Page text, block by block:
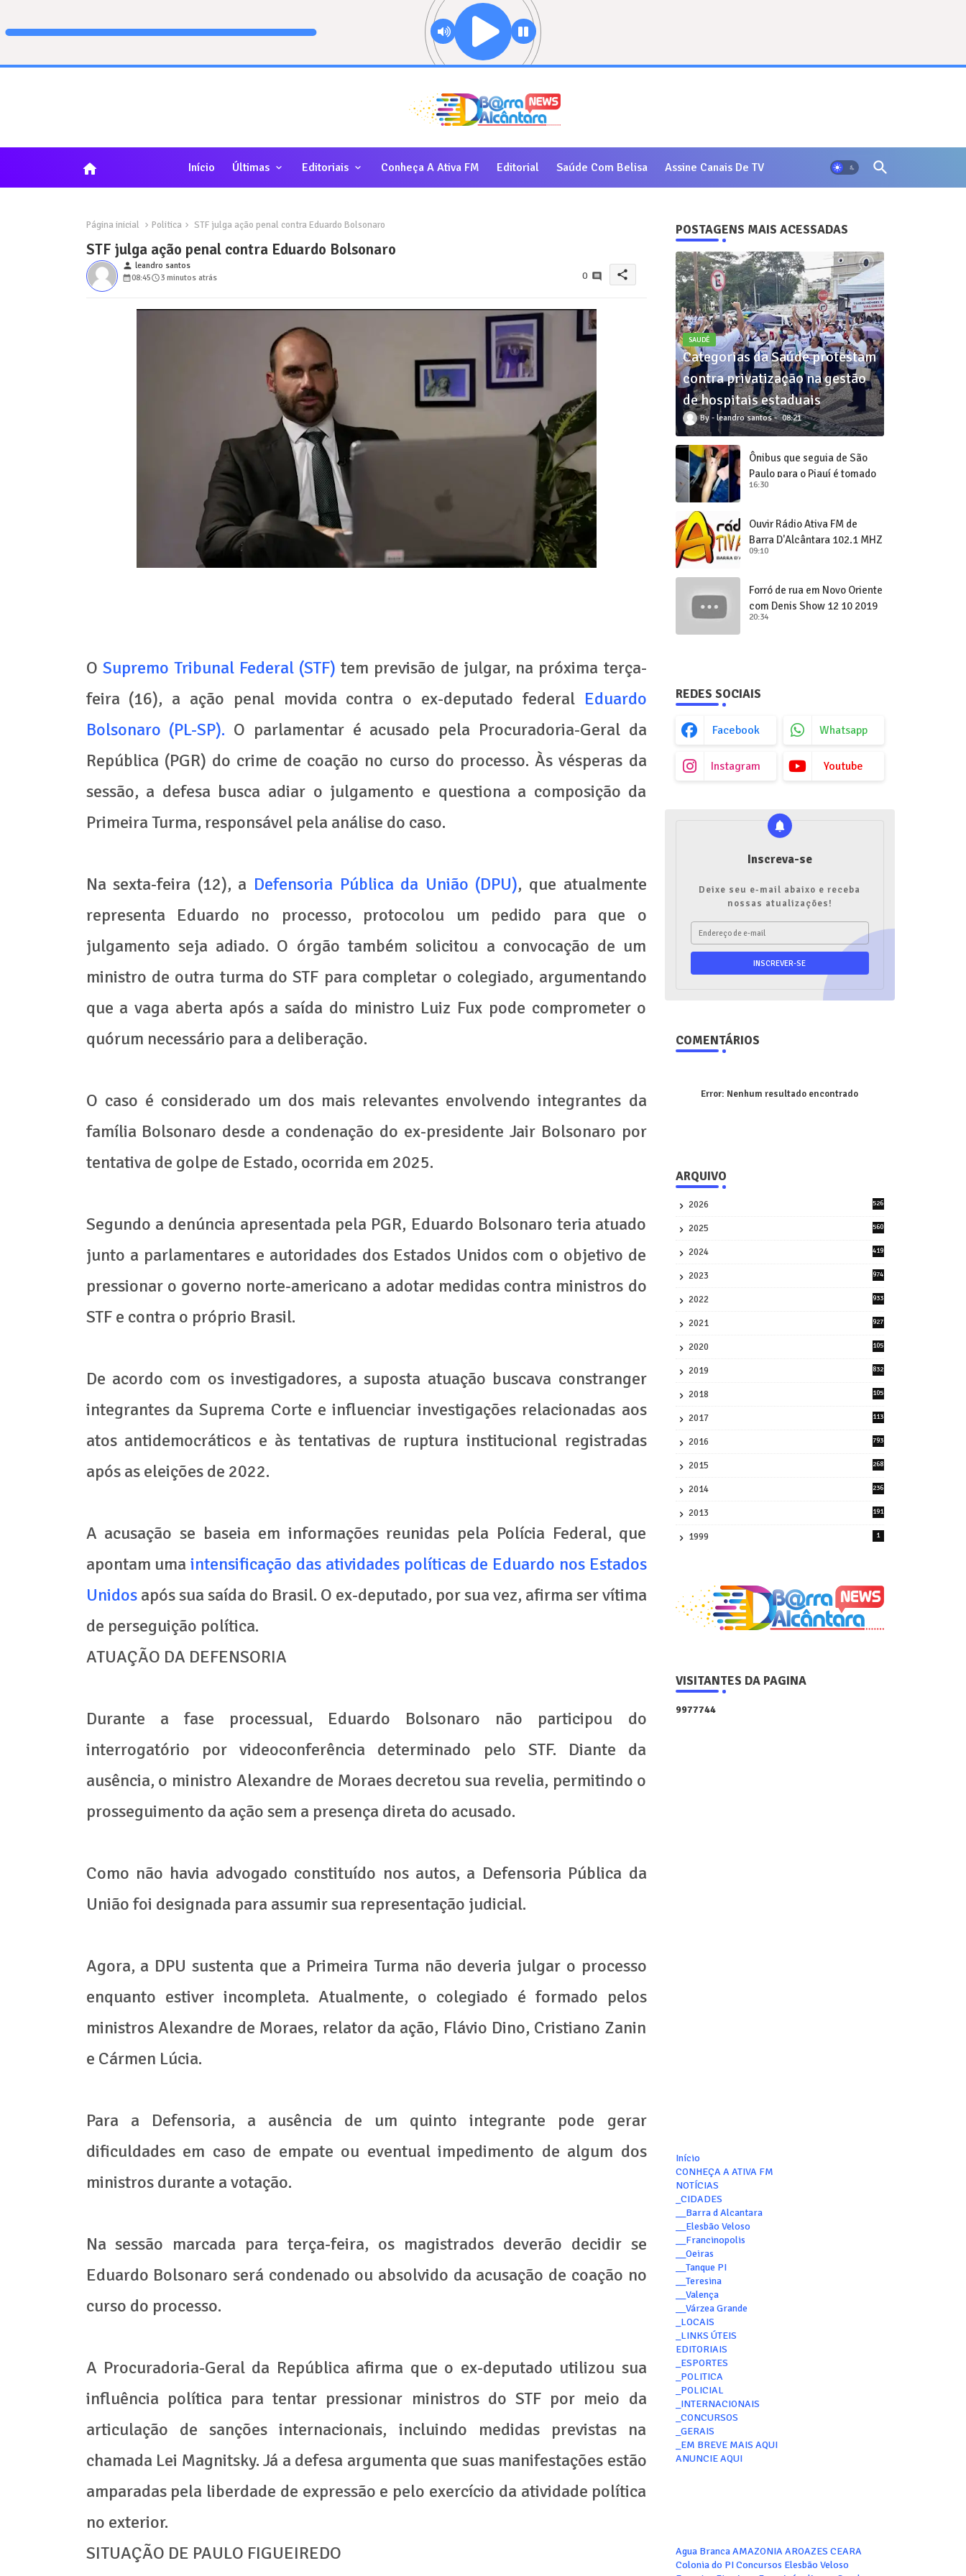
home Início Últimas Editoriais Conheça A Ativa FM Editorial Saúde Com Belisa Assine Canais De TV
Página inicial Politica STF julga ação penal contra Eduardo Bolsonaro
STF julga ação penal contra Eduardo Bolsonaro
person leandro santos
08:45
3 minutos atrás 0 share
O Supremo Tribunal Federal (STF) tem previsão de julgar, na próxima terça-
feira (16), a ação penal movida contra o ex-deputado federal Eduardo
Bolsonaro (PL-SP). O parlamentar é acusado pela Procuradoria-Geral da
República (PGR) do crime de coação no curso do processo. Às vésperas da
sessão, a defesa busca adiar o julgamento e questiona a composição da
Primeira Turma, responsável pela análise do caso.
Na sexta-feira (12), a Defensoria Pública da União (DPU), que atualmente
representa Eduardo no processo, protocolou um pedido para que o
julgamento seja adiado. O órgão também solicitou a convocação de um
ministro de outra turma do STF para completar o colegiado, argumentando
que a vaga aberta após a saída do ministro Luiz Fux pode comprometer o
quórum necessário para a deliberação.
O caso é considerado um dos mais relevantes envolvendo integrantes da
família Bolsonaro desde a condenação do ex-presidente Jair Bolsonaro por
tentativa de golpe de Estado, ocorrida em 2025.
Segundo a denúncia apresentada pela PGR, Eduardo Bolsonaro teria atuado
junto a parlamentares e autoridades dos Estados Unidos com o objetivo de
pressionar o governo norte-americano a adotar medidas contra ministros do
STF e contra o próprio Brasil.
De acordo com os investigadores, a suposta atuação buscava constranger
integrantes da Suprema Corte e influenciar investigações relacionadas aos
atos antidemocráticos e às tentativas de ruptura institucional registradas
após as eleições de 2022.
A acusação se baseia em informações reunidas pela Polícia Federal, que
apontam umaintensificação das atividades políticas de Eduardo nos Estados
Unidosapós sua saída do Brasil. O ex-deputado, por sua vez, afirma ser vítima
de perseguição política.
ATUAÇÃO DA DEFENSORIA
Durante a fase processual, Eduardo Bolsonaro não participou do
interrogatório por videoconferência determinado pelo STF. Diante da
ausência, o ministro Alexandre de Moraes decretou sua revelia, permitindo o
prosseguimento da ação sem a presença direta do acusado.
Como não havia advogado constituído nos autos, a Defensoria Pública da
União foi designada para assumir sua representação judicial.
Agora, a DPU sustenta que a Primeira Turma não deveria julgar o processo
enquanto estiver incompleta. Atualmente, o colegiado é formado pelos
ministros Alexandre de Moraes, relator da ação, Flávio Dino, Cristiano Zanin
e Cármen Lúcia.
Para a Defensoria, a ausência de um quinto integrante pode gerar
dificuldades em caso de empate ou eventual impedimento de algum dos
ministros durante a votação.
Na sessão marcada para terça-feira, os magistrados deverão decidir se
Eduardo Bolsonaro será condenado ou absolvido da acusação de coação no
curso do processo.
A Procuradoria-Geral da República afirma que o ex-deputado utilizou sua
influência política para tentar pressionar ministros do STF por meio da
articulação de sanções internacionais, incluindo medidas previstas na
chamada Lei Magnitsky. Já a defesa argumenta que suas manifestações estão
amparadas pela liberdade de expressão e pelo exercício da atividade política
no exterior.
SITUAÇÃO DE PAULO FIGUEIREDO
POSTAGENS MAIS ACESSADAS
SAUDÊ
Categorias da Saúde protestam
contra privatização na gestão
de hospitais estaduais
leandro santos 08:21
Ônibus que seguia de São
Paulo para o Piauí é tomado
de assalto
16:30
Ouvir Rádio Ativa FM de
Barra D'Alcântara 102,1 MHZ
09:10
Forró de rua em Novo Oriente
com Denis Show 12 10 2019
20:34
REDES SOCIAIS
Facebook Whatsapp
Instagram Youtube
Inscreva-se
Deixe seu e-mail abaixo e receba
nossas atualizações!
COMENTÁRIOS
Error: Nenhum resultado encontrado
ARQUIVO
2026
526
2025
560
2024
419
2023
974
2022
933
2021
927
2020
105
2019
832
2018
105
2017
113
2016
793
2015
268
2014
236
2013
191
1999 1
VISITANTES DA PAGINA
9977744
Início
CONHEÇA A ATIVA FM
NOTÍCIAS
_CIDADES
__Barra d Alcantara
__Elesbão Veloso
__Francinopolis
__Oeiras
__Tanque PI
__Teresina
__Valença
__Várzea Grande
_LOCAIS
_LINKS ÚTEIS
EDITORIAIS
_ESPORTES
_POLITICA
_POLICIAL
_INTERNACIONAIS
_CONCURSOS
_GERAIS
_EM BREVE MAIS AQUI
ANUNCIE AQUI
Agua Branca AMAZONIA AROAZES CEARA
Colonia do PI Concursos Elesbão Veloso